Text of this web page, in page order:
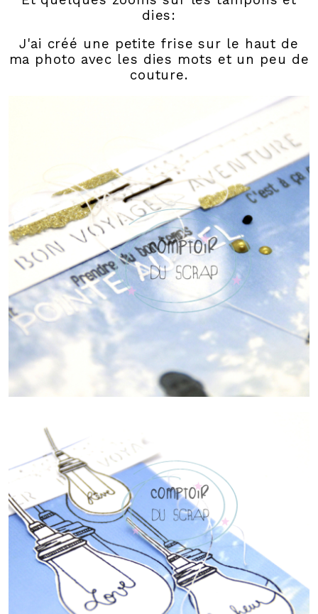
dies:
J'ai créé une petite frise sur le haut de
ma photo avec les dies mots et un peu de
couture.